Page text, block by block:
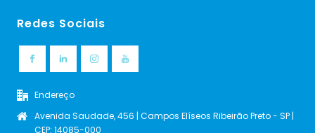
Redes Sociais
Endereço
Avenida Saudade, 456 | Campos Elíseos Ribeirão Preto - SP |
CEP: 14085-000